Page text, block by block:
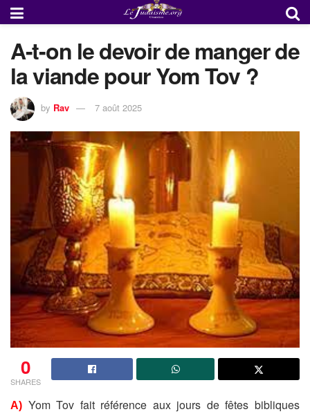
A-t-on le devoir de manger de
la viande pour Yom Tov ?
by Rav 7 août 2025
0
SHARES
A) Yom Tov fait référence aux jours de fêtes bibliques